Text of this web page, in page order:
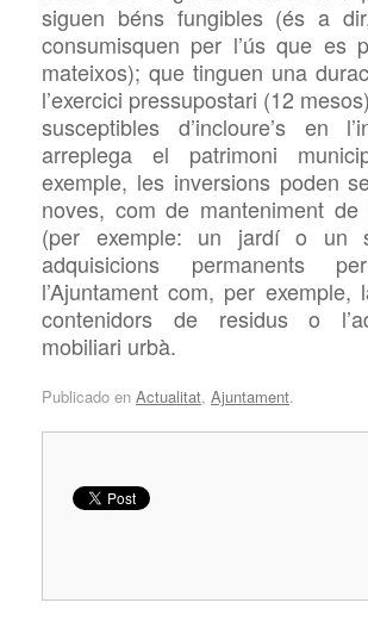
siguen béns fungibles (és a
consumisquen per l’ús que es
mateixos); que tinguen una
l’exercici pressupostari (12
susceptibles d’incloure’s en
arreplega el patrimoni
exemple, les inversions poden
noves, com de manteniment
(per exemple: un jardí o un
adquisicions permanents
l’Ajuntament com, per exemple,
contenidors de residus o
mobiliari urbà.
Publicado en Actualitat, Ajuntament.